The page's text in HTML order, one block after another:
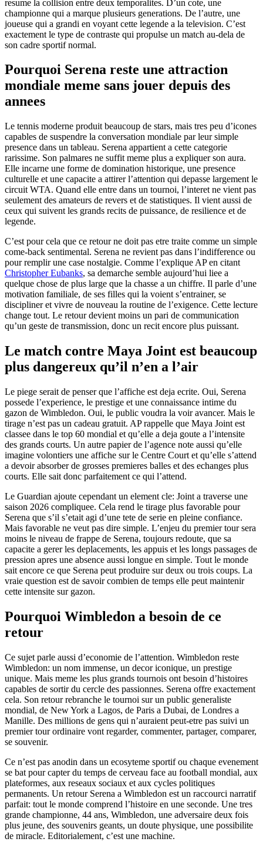
resume la collision entre deux temporalites. D’un cote, une
championne qui a marque plusieurs generations. De l’autre, une
joueuse qui a grandi en voyant cette legende a la television. C’est
exactement le type de contraste qui propulse un match au-dela de
son cadre sportif normal.
Pourquoi Serena reste une attraction
mondiale meme sans jouer depuis des
annees
Le tennis moderne produit beaucoup de stars, mais tres peu d’icones
capables de suspendre la conversation mondiale par leur simple
presence dans un tableau. Serena appartient a cette categorie
rarissime. Son palmares ne suffit meme plus a expliquer son aura.
Elle incarne une forme de domination historique, une presence
culturelle et une capacite a attirer l’attention qui depasse largement le
circuit WTA. Quand elle entre dans un tournoi, l’interet ne vient pas
seulement des amateurs de revers et de statistiques. Il vient aussi de
ceux qui suivent les grands recits de puissance, de resilience et de
legende.
C’est pour cela que ce retour ne doit pas etre traite comme un simple
come-back sentimental. Serena ne revient pas dans l’indifference ou
pour remplir une case nostalgie. Comme l’explique AP en citant
Christopher Eubanks, sa demarche semble aujourd’hui liee a
quelque chose de plus large que la chasse a un chiffre. Il parle d’une
motivation familiale, de ses filles qui la voient s’entrainer, se
discipliner et vivre de nouveau la routine de l’exigence. Cette lecture
change tout. Le retour devient moins un pari de communication
qu’un geste de transmission, donc un recit encore plus puissant.
Le match contre Maya Joint est beaucoup
plus dangereux qu’il n’en a l’air
Le piege serait de penser que l’affiche est deja ecrite. Oui, Serena
possede l’experience, le prestige et une connaissance intime du
gazon de Wimbledon. Oui, le public voudra la voir avancer. Mais le
tirage n’est pas un cadeau gratuit. AP rappelle que Maya Joint est
classee dans le top 60 mondial et qu’elle a deja goute a l’intensite
des grands courts. Un autre papier de l’agence note aussi qu’elle
imagine volontiers une affiche sur le Centre Court et qu’elle s’attend
a devoir absorber de grosses premieres balles et des echanges plus
courts. Elle sait donc parfaitement ce qui l’attend.
Le Guardian ajoute cependant un element cle: Joint a traverse une
saison 2026 compliquee. Cela rend le tirage plus favorable pour
Serena que s’il s’etait agi d’une tete de serie en pleine confiance.
Mais favorable ne veut pas dire simple. L’enjeu du premier tour sera
moins le niveau de frappe de Serena, toujours redoute, que sa
capacite a gerer les deplacements, les appuis et les longs passages de
pression apres une absence aussi longue en simple. Tout le monde
sait encore ce que Serena peut produire sur deux ou trois coups. La
vraie question est de savoir combien de temps elle peut maintenir
cette intensite sur gazon.
Pourquoi Wimbledon a besoin de ce
retour
Ce sujet parle aussi d’economie de l’attention. Wimbledon reste
Wimbledon: un nom immense, un decor iconique, un prestige
unique. Mais meme les plus grands tournois ont besoin d’histoires
capables de sortir du cercle des passionnes. Serena offre exactement
cela. Son retour rebranche le tournoi sur un public generaliste
mondial, de New York a Lagos, de Paris a Dubai, de Londres a
Manille. Des millions de gens qui n’auraient peut-etre pas suivi un
premier tour ordinaire vont regarder, commenter, partager, comparer,
se souvenir.
Ce n’est pas anodin dans un ecosyteme sportif ou chaque evenement
se bat pour capter du temps de cerveau face au football mondial, aux
plateformes, aux reseaux sociaux et aux cycles politiques
permanents. Un retour Serena a Wimbledon est un raccourci narratif
parfait: tout le monde comprend l’histoire en une seconde. Une tres
grande championne, 44 ans, Wimbledon, une adversaire deux fois
plus jeune, des souvenirs geants, un doute physique, une possibilite
de miracle. Editorialement, c’est une machine.